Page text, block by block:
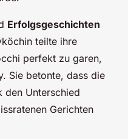
Erfolgsgeschichten
teilte ihre
perfekt zu garen,
Sie betonte, dass die
den Unterschied
Gerichten